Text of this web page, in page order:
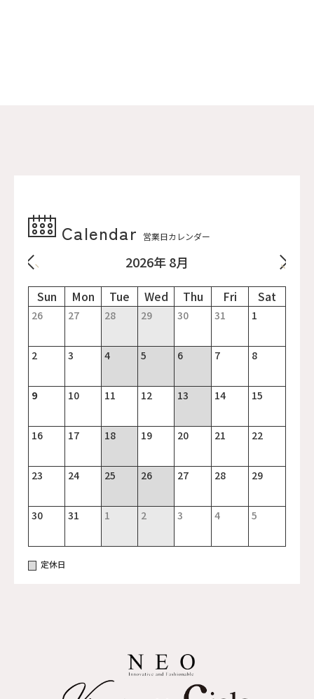
Calendar 営業日カレンダー
2026年 8月
26 27 28 29 30 31 1
2 3 4 5 6 7 8
9 10 11 12 13 14 15
16 17 18 19 20 21 22
23 24 25 26 27 28 29
30 31 1 2 3 4 5
定休日